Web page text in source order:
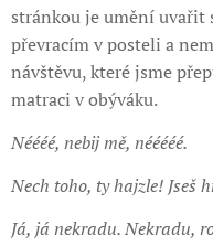
stránkou je umění uvařit
převracím v posteli a
návštěvu, které jsme
matraci v obýváku.
Néééé, nebij mě, nééééé.
Nech toho, ty hajzle! Jseš
Já, já nekradu. Nekradu,